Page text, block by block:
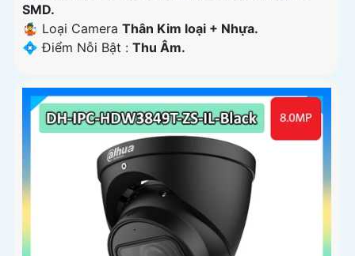
SMD.
🤹 Loại Camera Thân Kim loại + Nhựa.
️💠 Điểm Nỗi Bật : Thu Âm.